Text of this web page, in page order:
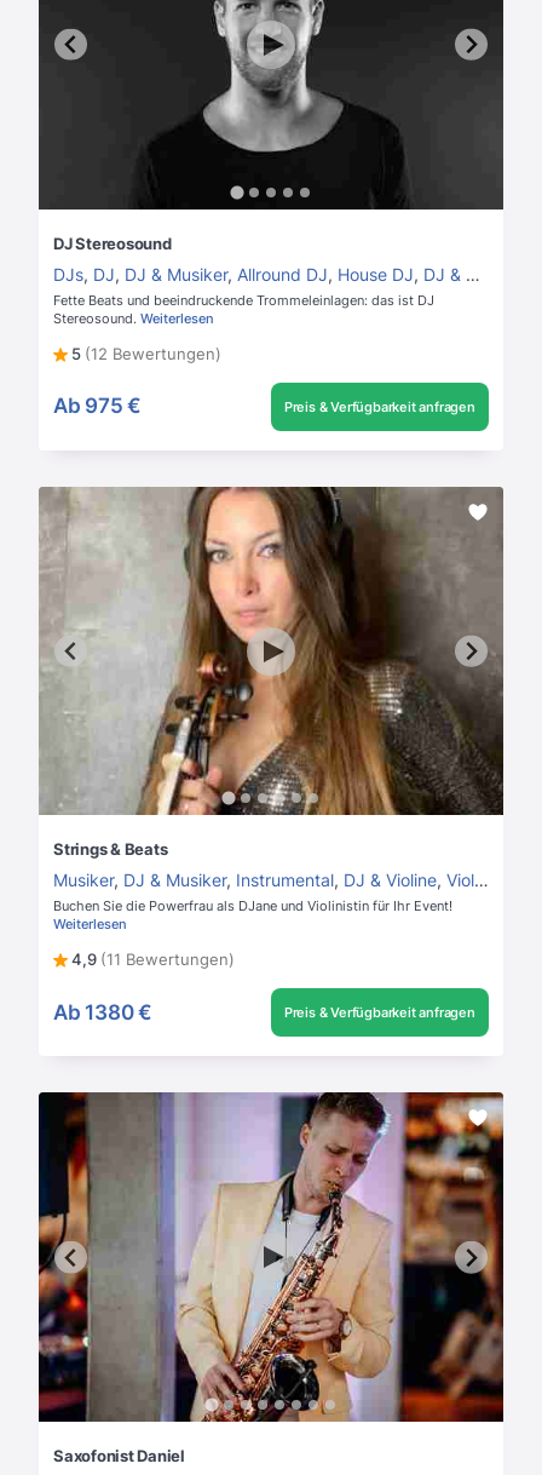
DJ Stereosound
DJs, DJ, DJ & Musiker, Allround DJ, House DJ, DJ & Perkussion
Fette Beats und beeindruckende Trommeleinlagen: das ist DJ
Stereosound. Weiterlesen
5 (12 Bewertungen)
Ab 975 € Preis & Verfügbarkeit anfragen
Strings & Beats
Musiker, DJ & Musiker, Instrumental, DJ & Violine, Violinist
Buchen Sie die Powerfrau als DJane und Violinistin für Ihr Event!
Weiterlesen
4,9 (11 Bewertungen)
Ab 1380 € Preis & Verfügbarkeit anfragen
Saxofonist Daniel